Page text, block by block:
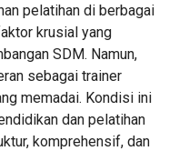
pelatihan di berbagai
krusial yang
SDM. Namun,
sebagai trainer
memadai. Kondisi ini
dan pelatihan
komprehensif, dan